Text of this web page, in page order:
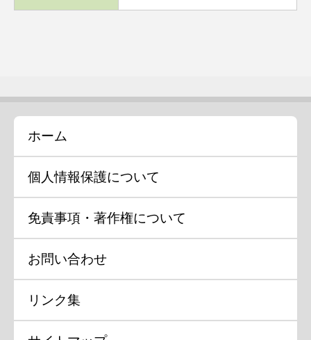
ホーム
個人情報保護について
免責事項・著作権について
お問い合わせ
リンク集